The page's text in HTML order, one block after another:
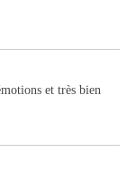
et très bien